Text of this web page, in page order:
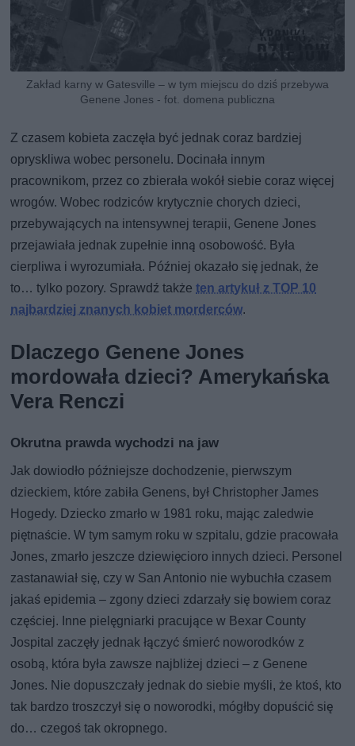
Zakład karny w Gatesville – w tym miejscu do dziś przebywa
Genene Jones - fot. domena publiczna
Z czasem kobieta zaczęła być jednak coraz bardziej
opryskliwa wobec personelu. Docinała innym
pracownikom, przez co zbierała wokół siebie coraz więcej
wrogów. Wobec rodziców krytycznie chorych dzieci,
przebywających na intensywnej terapii, Genene Jones
przejawiała jednak zupełnie inną osobowość. Była
cierpliwa i wyrozumiała. Później okazało się jednak, że
to… tylko pozory. Sprawdź takżeten artykuł z TOP 10
najbardziej znanych kobiet morderców.
Dlaczego Genene Jones
mordowała dzieci? Amerykańska
Vera Renczi
Okrutna prawda wychodzi na jaw
Jak dowiodło późniejsze dochodzenie, pierwszym
dzieckiem, które zabiła Genens, był Christopher James
Hogedy. Dziecko zmarło w 1981 roku, mając zaledwie
piętnaście. W tym samym roku w szpitalu, gdzie pracowała
Jones, zmarło jeszcze dziewięcioro innych dzieci. Personel
zastanawiał się, czy w San Antonio nie wybuchła czasem
jakaś epidemia – zgony dzieci zdarzały się bowiem coraz
częściej. Inne pielęgniarki pracujące w Bexar County
Jospital zaczęły jednak łączyć śmierć noworodków z
osobą, która była zawsze najbliżej dzieci – z Genene
Jones. Nie dopuszczały jednak do siebie myśli, że ktoś, kto
tak bardzo troszczył się o noworodki, mógłby dopuścić się
do… czegoś tak okropnego.